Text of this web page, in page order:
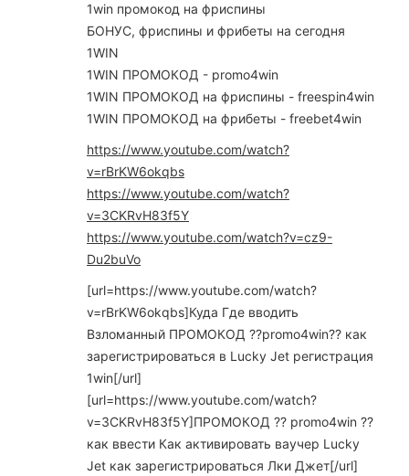
1win промокод на фриспины
БОНУС, фриспины и фрибеты на сегодня
1WIN
1WIN ПРОМОКОД - promo4win
1WIN ПРОМОКОД на фриспины - freespin4win
1WIN ПРОМОКОД на фрибеты - freebet4win
https://www.youtube.com/watch?
v=rBrKW6okqbs
https://www.youtube.com/watch?
v=3CKRvH83f5Y
https://www.youtube.com/watch?v=cz9-
Du2buVo
[url=https://www.youtube.com/watch?
v=rBrKW6okqbs]Куда Где вводить
Взломанный ПРОМОКОД ??promo4win?? как
зарегистрироваться в Lucky Jet регистрация
1win[/url]
[url=https://www.youtube.com/watch?
v=3CKRvH83f5Y]ПРОМОКОД ?? promo4win ??
как ввести Как активировать ваучер Lucky
Jet как зарегистрироваться Лки Джет[/url]